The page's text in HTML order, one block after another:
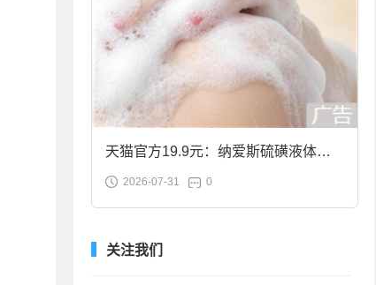
天猫官方19.9元：纳爱斯硫磺液体香
皂2斤大促
2026-07-31 0
关注我们